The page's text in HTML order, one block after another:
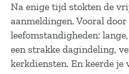
Na enige tijd stokten de
aanmeldingen. Vooral door
leefomstandigheden:
een strakke dagindeling,
kerkdiensten. En keerde